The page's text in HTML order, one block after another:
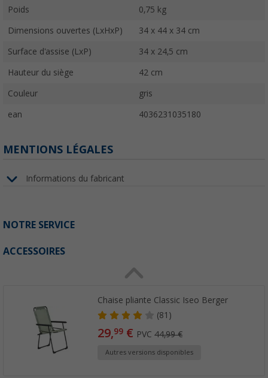
Poids 0,75 kg
Dimensions ouvertes (LxHxP) 34 x 44 x 34 cm
Surface d'assise (LxP) 34 x 24,5 cm
Hauteur du siège 42 cm
Couleur gris
ean 4036231035180
MENTIONS LÉGALES
Informations du fabricant
NOTRE SERVICE
ACCESSOIRES
Chaise pliante Classic Iseo Berger
(81)
29,99 € PVC44,99 €
Autres versions disponibles